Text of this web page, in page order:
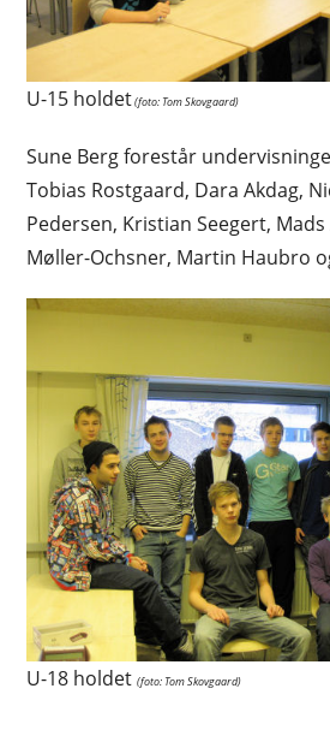
U-15 holdet(foto: Tom Skovgaard)
Sune Berg forestår
Tobias Rostgaard, Dara Akdag,
Pedersen, Kristian Seegert,
Møller-Ochsner, Martin Haubro
U-18 holdet(foto: Tom Skovgaard)